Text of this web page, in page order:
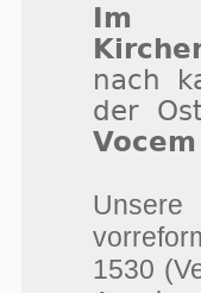
Im
nach
der
1530